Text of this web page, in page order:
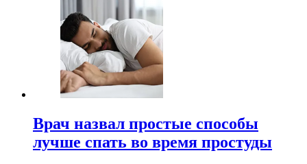
Врач назвал простые способы
лучше спать во время простуды